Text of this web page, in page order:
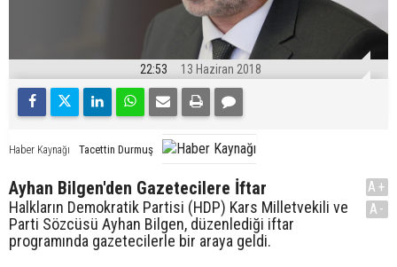
22:53 13 Haziran 2018
Haber Kaynağı Tacettin Durmuş
Ayhan Bilgen'den Gazetecilere İftar
Halkların Demokratik Partisi (HDP) Kars Milletvekili ve
Parti Sözcüsü Ayhan Bilgen, düzenlediği iftar
programında gazetecilerle bir araya geldi.
A+
A-